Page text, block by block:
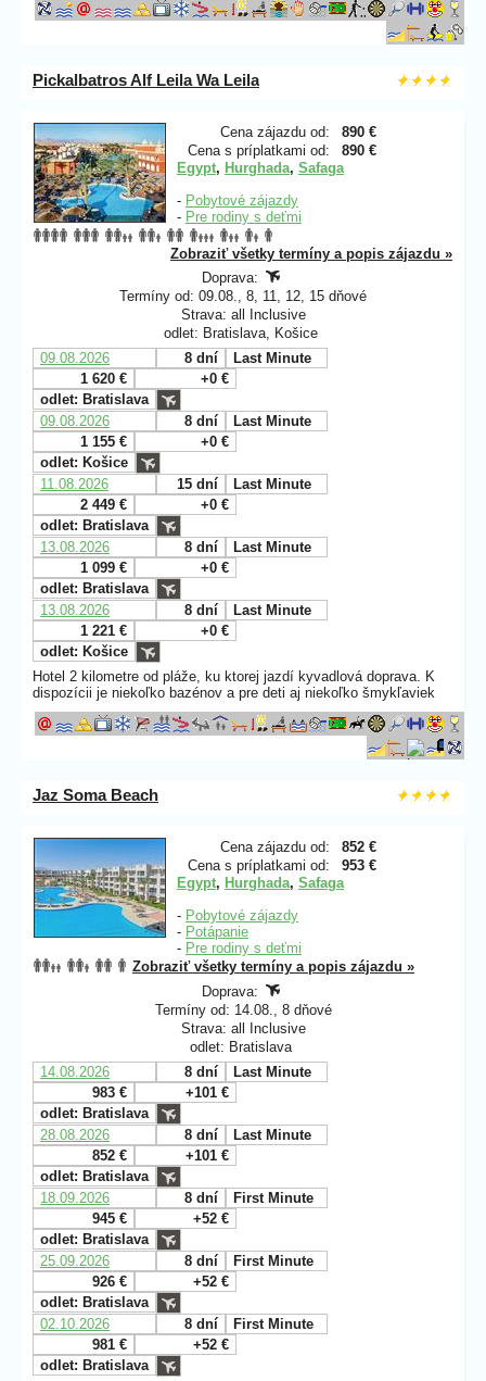
Pickalbatros Alf Leila Wa Leila
Cena zájazdu od:
890 €
Cena s príplatkami od:
890 €
Egypt, Hurghada, Safaga
- Pobytové zájazdy
- Pre rodiny s deťmi
Zobraziť všetky termíny a popis zájazdu »
Doprava:
Termíny od: 09.08., 8, 11, 12, 15 dňové
Strava: all Inclusive
odlet: Bratislava, Košice
09.08.2026
8 dní
Last Minute
1 620 €
+0 €
odlet: Bratislava
09.08.2026
8 dní
Last Minute
1 155 €
+0 €
odlet: Košice
11.08.2026
15 dní
Last Minute
2 449 €
+0 €
odlet: Bratislava
13.08.2026
8 dní
Last Minute
1 099 €
+0 €
odlet: Bratislava
13.08.2026
8 dní
Last Minute
1 221 €
+0 €
odlet: Košice
Hotel 2 kilometre od pláže, ku ktorej jazdí kyvadlová doprava. K
dispozícii je niekoľko bazénov a pre deti aj niekoľko šmykľaviek
Jaz Soma Beach
Cena zájazdu od:
852 €
Cena s príplatkami od:
953 €
Egypt, Hurghada, Safaga
- Pobytové zájazdy
- Potápanie
- Pre rodiny s deťmi
Zobraziť všetky termíny a popis zájazdu »
Doprava:
Termíny od: 14.08., 8 dňové
Strava: all Inclusive
odlet: Bratislava
14.08.2026
8 dní
Last Minute
983 €
+101 €
odlet: Bratislava
28.08.2026
8 dní
Last Minute
852 €
+101 €
odlet: Bratislava
18.09.2026
8 dní
First Minute
945 €
+52 €
odlet: Bratislava
25.09.2026
8 dní
First Minute
926 €
+52 €
odlet: Bratislava
02.10.2026
8 dní
First Minute
981 €
+52 €
odlet: Bratislava